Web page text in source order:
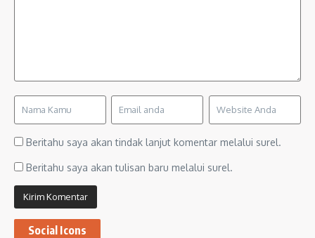
Beritahu saya akan tindak lanjut komentar melalui surel.
Beritahu saya akan tulisan baru melalui surel.
Social Icons